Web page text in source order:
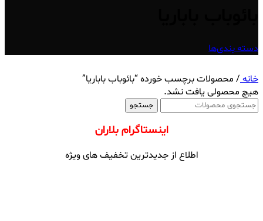
دسته بندی‌ها
خانه/ محصولات برچسب خورده “بائوباب باباریا”
هیچ محصولی یافت نشد.
جستجو
اینستاگرام بلاران
اطلاع از جدیدترین تخفیف های ویژه